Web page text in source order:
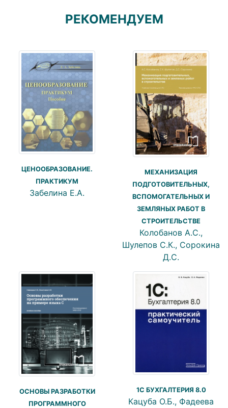
РЕКОМЕНДУЕМ
ЦЕНООБРАЗОВАНИЕ.
ПРАКТИКУМ
Забелина Е.А.
МЕХАНИЗАЦИЯ
ПОДГОТОВИТЕЛЬНЫХ,
ВСПОМОГАТЕЛЬНЫХ И
ЗЕМЛЯНЫХ РАБОТ В
СТРОИТЕЛЬСТВЕ
Колобанов А.С.,
Шулепов С.К., Сорокина
Д.С.
ОСНОВЫ РАЗРАБОТКИ
ПРОГРАММНОГО
1С БУХГАЛТЕРИЯ 8.0
Кацуба О.Б., Фадеева